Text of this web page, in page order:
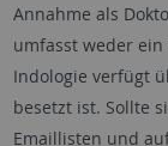
Annahme als
umfasst weder
Indologie verfügt
besetzt ist. Sollte
Emaillisten und